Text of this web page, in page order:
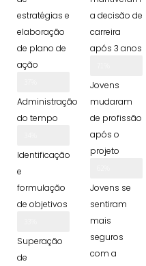
para aumentar
resultados com
menos esforço e
estratégias e
elaboração
de plano de
ação
Administração
do tempo
Identificação
e
formulação
de objetivos
Superação
de
a decisão de
carreira
após 3 anos
Jovens
mudaram
de profissão
após o
projeto
Jovens se
sentiram
mais
seguros
com a